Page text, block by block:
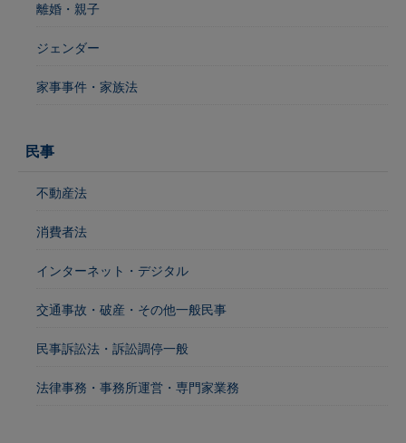
離婚・親子
ジェンダー
家事事件・家族法
民事
不動産法
消費者法
インターネット・デジタル
交通事故・破産・その他一般民事
民事訴訟法・訴訟調停一般
法律事務・事務所運営・専門家業務